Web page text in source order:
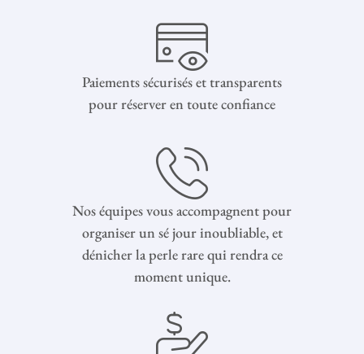
Paiements sécurisés et transparents
pour réserver en toute confiance
Nos équipes vous accompagnent pour
organiser un sé jour inoubliable, et
dénicher la perle rare qui rendra ce
moment unique.